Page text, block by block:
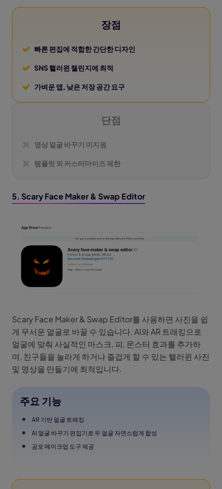
장점
빠른 편집에 적합한 간단한 디자인
SNS 핼러윈 챌린지에 최적
가벼운 앱, 낮은 저장 공간 요구
단점
영상 얼굴 바꾸기 미지원
템플릿 외 커스터마이즈 제한
5. Scary Face Maker & Swap Editor
Scary Face Maker & Swap Editor를 사용하면 사진을 쉽
게 무서운 얼굴로 바꿀 수 있습니다. AI와 AR 트래킹으로
얼굴에 맞춰 사실적인 마스크, 피, 몬스터 효과를 추가하
며, 친구들을 놀라게 하거나 즐겁게 할 수 있는 핼러윈 사진
및 영상을 만들기에 최적입니다.
주요 기능
AR 기반 얼굴 트래킹
AI 얼굴 바꾸기 편집기로 두 얼굴 자연스럽게 합성
공포 메이크업 도구 제공